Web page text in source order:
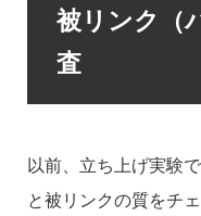
被リンク（
査
以前、立ち上げ実験
と被リンクの質をチ